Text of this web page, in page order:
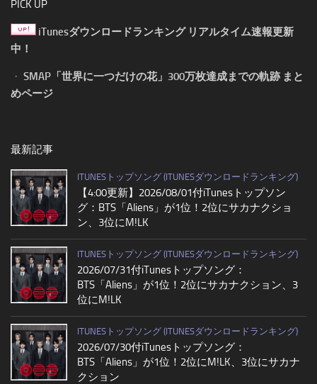
PICK UP
iTunesダウンロードランキング リアルタイム速報更新
中！
・ SMAP「世界に一つだけの花」300万枚達成までの軌跡 まと
めページ
最新記事
ITUNESトップソング (ITUNESダウンロードランキング)
【4:00更新】2026/08/01付iTunesトップソン
グ：BTS「Aliens」が1位！2位にサカナクショ
ン、3位にM!LK
ITUNESトップソング (ITUNESダウンロードランキング)
2026/07/31付iTunesトップソング：
BTS「Aliens」が1位！2位にサカナクション、3
位にM!LK
ITUNESトップソング (ITUNESダウンロードランキング)
2026/07/30付iTunesトップソング：
BTS「Aliens」が1位！2位にM!LK、3位にサカナ
クション